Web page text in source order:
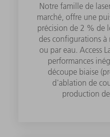
Notre famille de
marché, offre une
précision de 2 % de
des configurations
ou par eau. Access
performances
découpe biaise
d'ablation de
production